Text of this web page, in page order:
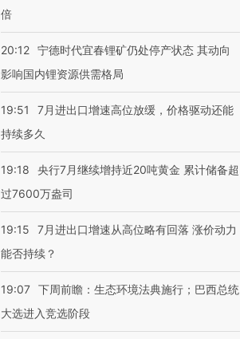
倍
20:12 宁德时代宜春锂矿仍处停产状态 其动向
影响国内锂资源供需格局
19:51
7月进出口增速高位放缓，价格驱动还能
持续多久
19:18
央行7月继续增持近20吨黄金 累计储备超
过7600万盎司
19:15
7月进出口增速从高位略有回落 涨价动力
能否持续？
19:07 下周前瞻：生态环境法典施行；巴西总统
大选进入竞选阶段